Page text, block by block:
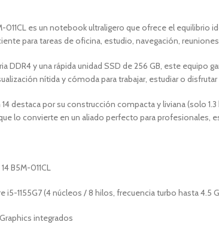
011CL es un notebook ultraligero que ofrece el
para tareas de oficina, estudio, navegación,
DDR4 y una rápida unidad SSD de 256 GB, este
nítida y cómoda para trabajar, estudiar o
destaca por su construcción compacta y liviana (solo
lo convierte en un aliado perfecto para profesionales,
B5M-011CL
i5-1155G7 (4 núcleos / 8 hilos, frecuencia turbo hasta 4.5
integrados